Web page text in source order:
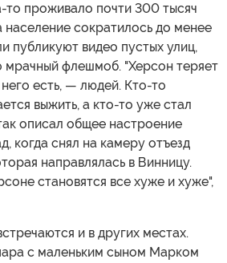
то проживало почти 300 тысяч
население сократилось до менее
публикуют видео пустых улиц,
мрачный флешмоб. "Херсон теряет
есть, — людей. Кто-то
выжить, а кто-то уже стал
описал общее настроение
когда снял на камеру отъезд
направлялась в Винницу.
становятся все хуже и хуже",
и в других местах.
с маленьким сыном Марком